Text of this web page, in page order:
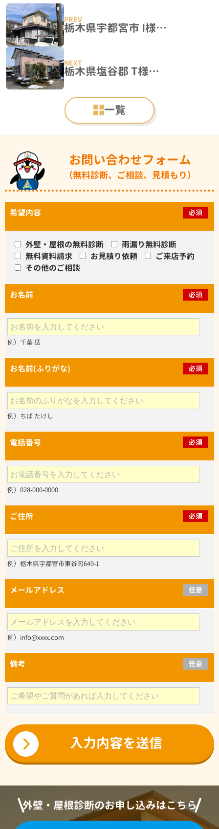
栃木県宇都宮市 I様邸 屋根塗装・外壁塗装工事
一覧
栃木県塩谷郡 T様邸 屋根塗装・外壁塗装工事
お問い合わせフォーム
（無料診断、ご相談、見積もり）
希望内容 必須
外壁・屋根の無料診断
雨漏り無料診断
無料資料請求
お見積り依頼
ご来店予約
その他のご相談
お名前 必須
例）千葉 猛
お名前(ふりがな) 必須
例）ちば たけし
電話番号 必須
例）028-000-0000
ご住所 必須
例）栃木県宇都宮市東谷町649-1
メールアドレス 任意
例）info@xxxx.com
備考 任意
外壁・屋根診断のお申し込みはこちら